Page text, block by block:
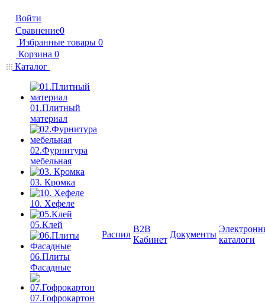
Войти
Сравнение0
Избранные товары 0
Корзина 0
Каталог
01.Плитный
материал
02.Фурнитура
мебельная
03. Кромка
10. Хефеле
05.Клей
06.Плиты
Фасадные
07.Гофрокартон
Распил
B2B
Кабинет
Документы
каталоги